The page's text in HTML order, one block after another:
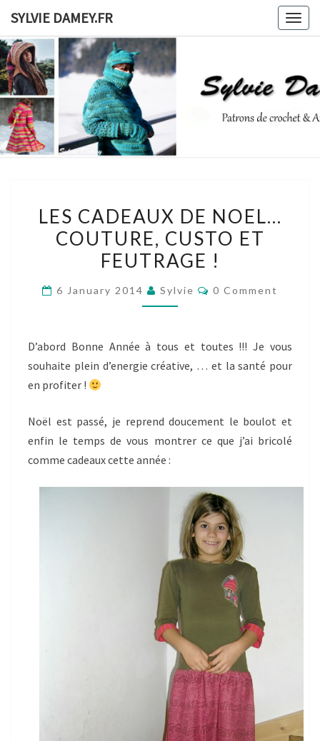
content
SYLVIE DAMEY.FR
SYLVIE
De
Crochet
Ateliers
CADEAUX
DE
NOEL…
CUSTO
!
LES CADEAUX DE NOEL…
COUTURE, CUSTO ET
FEUTRAGE !
6 January 2014 Sylvie Comments
0 Comment
D’abord Bonne Année à tous et toutes !!! Je vous
souhaite plein d’energie créative, … et la santé pour
en profiter !
Noël est passé, je reprend doucement le boulot et
enfin le temps de vous montrer ce que j’ai bricolé
comme cadeaux cette année :